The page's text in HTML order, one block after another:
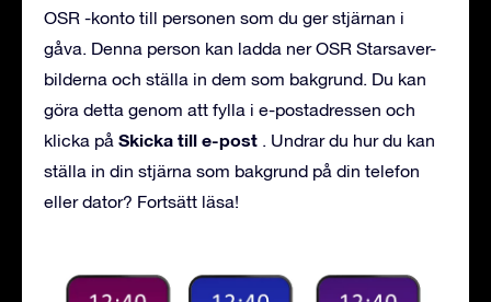
OSR -konto till personen som du ger stjärnan i
gåva. Denna person kan ladda ner OSR Starsaver-
bilderna och ställa in dem som bakgrund. Du kan
göra detta genom att fylla i e-postadressen och
klicka på Skicka till e-post . Undrar du hur du kan
ställa in din stjärna som bakgrund på din telefon
eller dator? Fortsätt läsa!